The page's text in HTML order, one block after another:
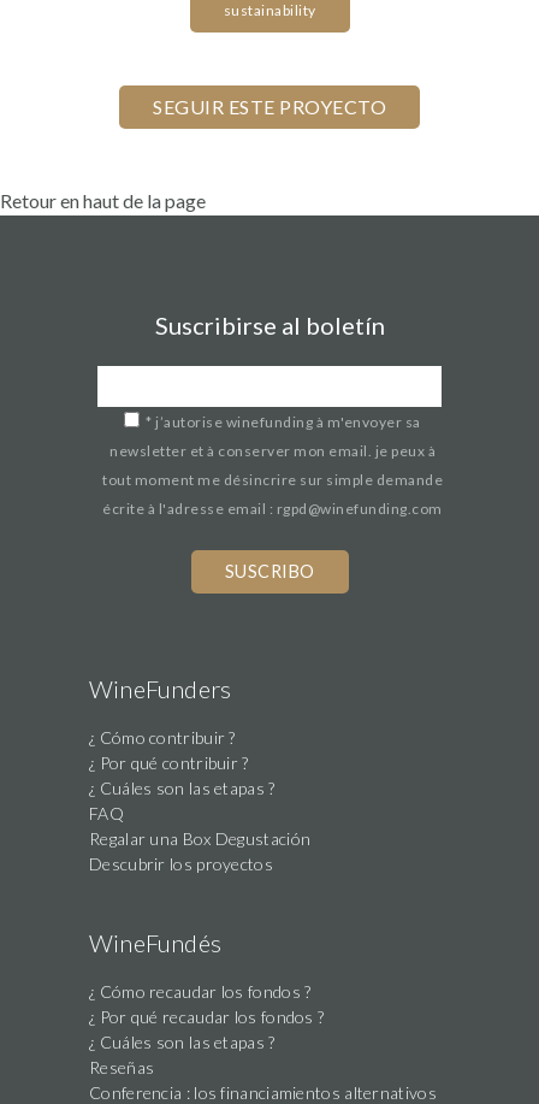
sustainability
Retour en haut de la page
Suscribirse al boletín
* j’autorise winefunding à m'envoyer sa
newsletter et à conserver mon email. je peux à
tout moment me désincrire sur simple demande
écrite à l'adresse email : rgpd@winefunding.com
this
field
WineFunders
¿ Cómo contribuir ?
¿ Por qué contribuir ?
¿ Cuáles son las etapas ?
FAQ
Regalar una Box Degustación
Descubrir los proyectos
WineFundés
¿ Cómo recaudar los fondos ?
¿ Por qué recaudar los fondos ?
¿ Cuáles son las etapas ?
Reseñas
Conferencia : los financiamientos alternativos